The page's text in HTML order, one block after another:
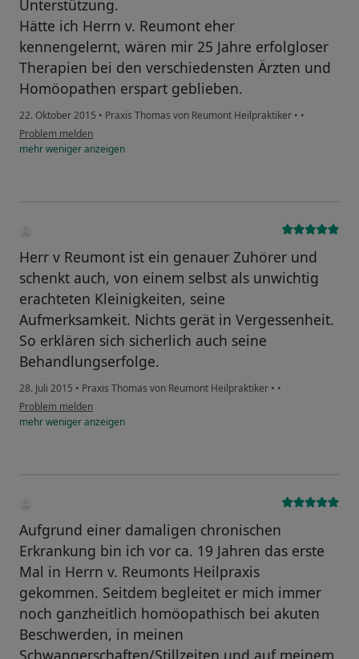
Unterstützung.
Hätte ich Herrn v. Reumont eher
kennengelernt, wären mir 25 Jahre erfolgloser
Therapien bei den verschiedensten Ärzten und
Homöopathen erspart geblieben.
22. Oktober 2015 • Praxis Thomas von Reumont Heilpraktiker • •
Problem melden
mehrwenigeranzeigen
Herr v Reumont ist ein genauer Zuhörer und
schenkt auch, von einem selbst als unwichtig
erachteten Kleinigkeiten, seine
Aufmerksamkeit. Nichts gerät in Vergessenheit.
So erklären sich sicherlich auch seine
Behandlungserfolge.
28. Juli 2015 • Praxis Thomas von Reumont Heilpraktiker • •
Problem melden
mehrwenigeranzeigen
Aufgrund einer damaligen chronischen
Erkrankung bin ich vor ca. 19 Jahren das erste
Mal in Herrn v. Reumonts Heilpraxis
gekommen. Seitdem begleitet er mich immer
noch ganzheitlich homöopathisch bei akuten
Beschwerden, in meinen
Schwangerschaften/Stillzeiten und auf meinem